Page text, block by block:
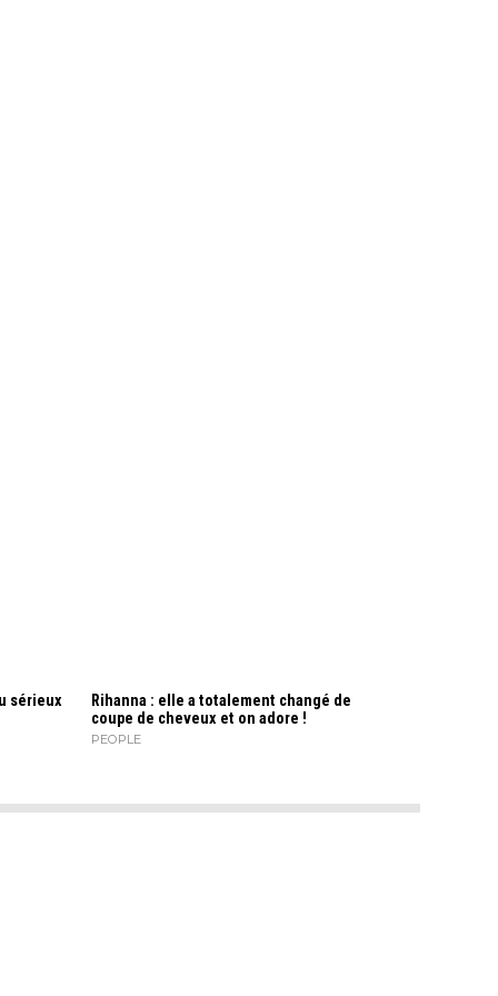
sérieux
Rihanna : elle a totalement changé de
coupe de cheveux et on adore !
PEOPLE